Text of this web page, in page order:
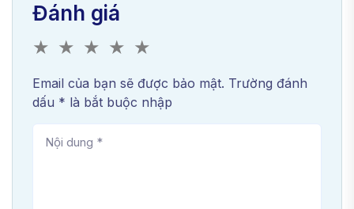
Đánh giá
★ ★ ★ ★ ★
Email của bạn sẽ được bảo mật. Trường đánh
dấu * là bắt buộc nhập